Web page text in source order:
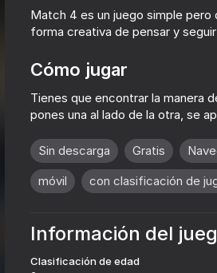
75
Color Hexa Sort
Números
60
Ludo En Línea
Match 4 es un juego simple pero
forma creativa de pensar y
Cómo jugar
Tienes que encontrar la manera
pones una al lado de la otra, se
Sin descarga Gratis
móvil
con clasificación de
Información del
Clasificación de edad